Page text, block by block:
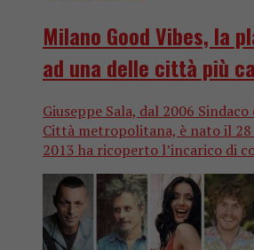
Milano Good Vibes, la
ad una delle città più
Giuseppe Sala, dal 2006
Città metropolitana, è nato il 28
2013 ha ricoperto l’incarico di